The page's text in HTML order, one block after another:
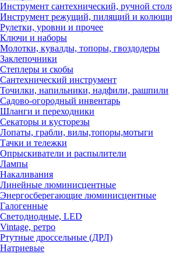
Инструмент сантехнический, ручной
Инструмент режущий, пилящий и
Рулетки, уровни и прочее
Ключи и наборы
Молотки, кувалды, топоры, гвоздодеры
Заклепочники
Степлеры и скобы
Сантехнический инструмент
Точилки, напильники, надфили, рашпили
Садово-огородный инвентарь
Шланги и переходники
Секаторы и кусторезы
Лопаты, грабли, вилы,топоры,мотыги
Тачки и тележки
Опрыскиватели и распылители
Лампы
Накаливания
Линейные люминисцентные
Энергосберегающие люминисцентные
Галогенные
Светодиодные, LED
Vintage, ретро
Ртутные дроссельные (ДРЛ)
Натриевые